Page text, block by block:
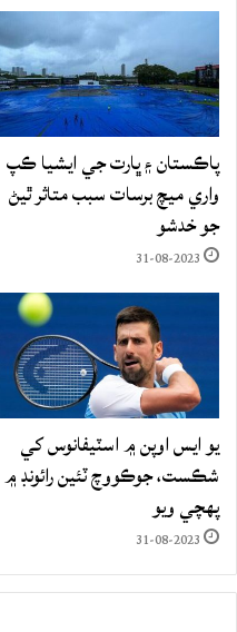
پاڪستان ۽ ڀارت جي ايشيا ڪپ
واري ميچ برسات سبب متاثر ٿيڻ
جو خدشو
31-08-2023
يو ايس اوپن ۾ اسٽيفانوس کي
شڪست، جوڪووچ ٽئين رائونڊ ۾
پهچي ويو
31-08-2023